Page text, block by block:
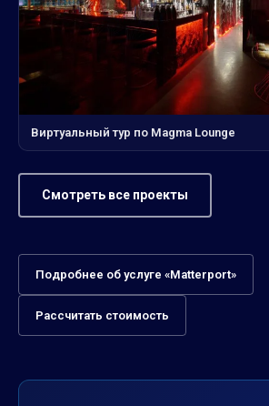
Виртуальный тур по Magma Lounge
Смотреть все проекты
Подробнее об услуге «Matterport»
Рассчитать стоимость